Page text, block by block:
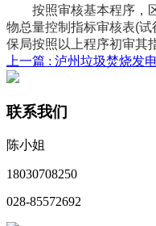
按照审核基本程序，区(
物总量控制指标审核表(
保局按照以上程序初审其
上一篇 : 泸州垃圾焚烧发
联系我们
陈小姐
18030708250
028-85572692